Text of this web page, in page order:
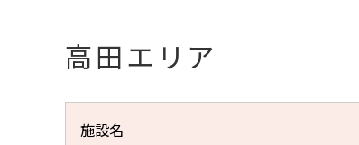
高田エリア
施設名